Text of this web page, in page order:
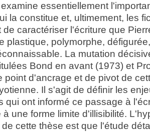
essentiellement
la constitue et, ultimement, les
de caractériser l'écriture que
plastique, polymorphe,
La mutation
Bond en avant (1973) et
point d'ancrage et de pivot de
Il s'agit de définir les
qui ont informé ce passage à
à une forme limite d'illisibilité.
cette thèse est que l'étude